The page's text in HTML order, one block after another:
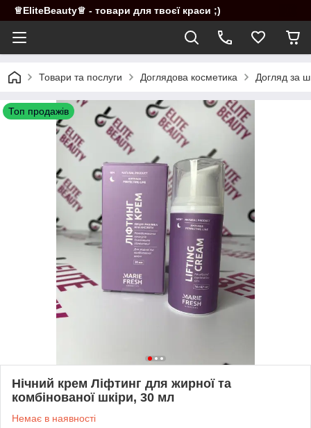
♕EliteBeauty♕ - товари для твоєї краси ;)
Товари та послуги Доглядова косметика Догляд за
Топ продажів
Нічний крем Ліфтинг для жирної та
комбінованої шкіри, 30 мл
Немає в наявності